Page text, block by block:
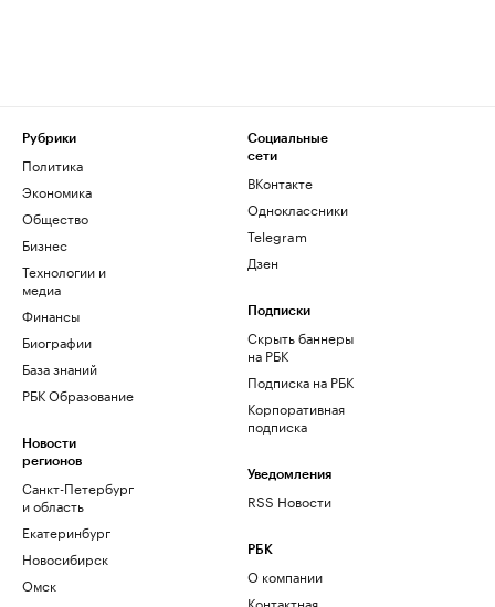
Рубрики
Политика
Экономика
Общество
Бизнес
Технологии и
медиа
Финансы
Биографии
База знаний
РБК Образование
Новости
регионов
Санкт-Петербург
и область
Екатеринбург
Новосибирск
Омск
Социальные
сети
ВКонтакте
Одноклассники
Telegram
Дзен
Подписки
Скрыть баннеры
на РБК
Подписка на РБК
Корпоративная
подписка
Уведомления
RSS Новости
РБК
О компании
Контактная